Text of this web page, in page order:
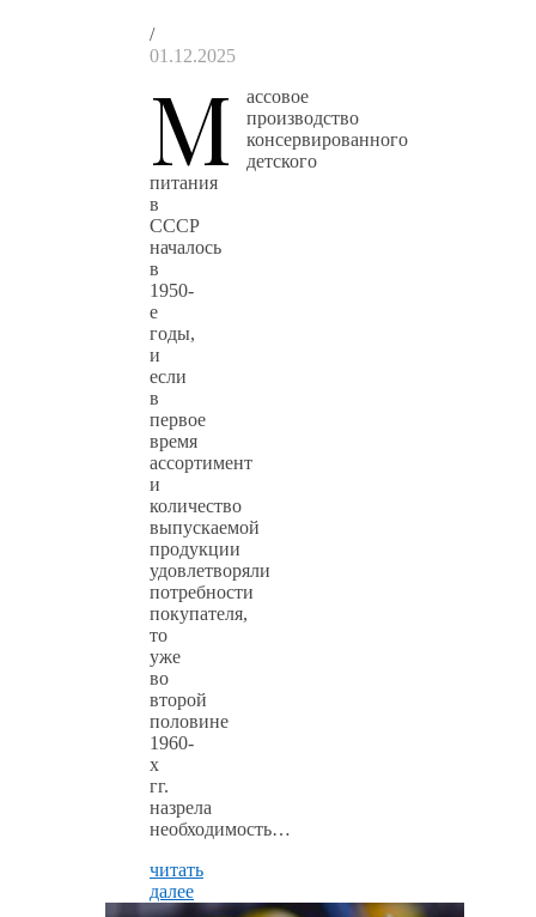
/
01.12.2025
М
ассовое
производство
консервированного
детского
питания
в
СССР
началось
в
1950-
е
годы,
и
если
в
первое
время
ассортимент
и
количество
выпускаемой
продукции
удовлетворяли
потребности
покупателя,
то
уже
во
второй
половине
1960-
х
гг.
назрела
необходимость…
читать
далее